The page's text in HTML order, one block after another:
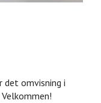
det omvisning i